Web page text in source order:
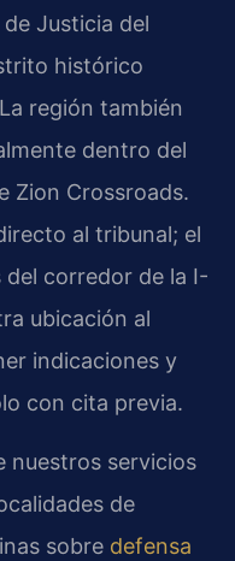
Justicia del
histórico
región también
dentro del
Zion Crossroads.
al tribunal; el
del corredor de la I-
ubicación al
indicaciones y
con cita previa.
nuestros servicios
de
sobre defensa